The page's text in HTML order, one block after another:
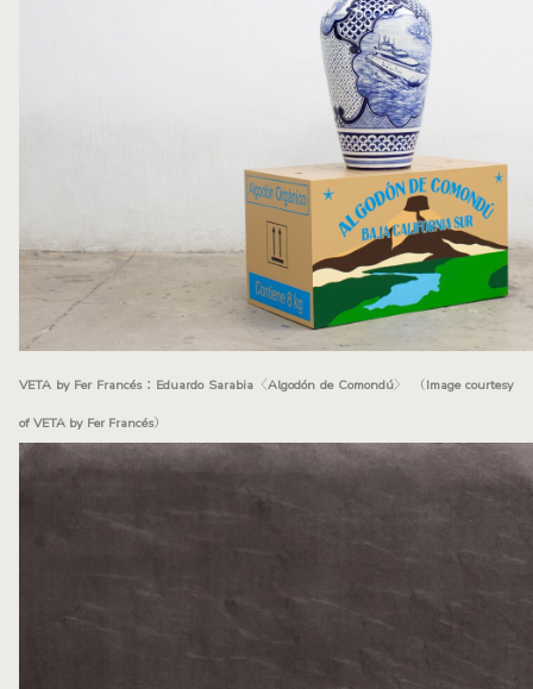
VETA by Fer Francés：Eduardo Sarabia〈Algodón de Comondú〉 （Image courtesy
of VETA by Fer Francés）